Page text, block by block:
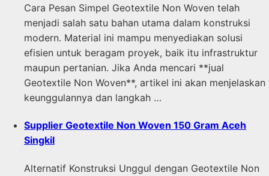
Cara Pesan Simpel Geotextile Non Woven telah
menjadi salah satu bahan utama dalam konstruksi
modern. Material ini mampu menyediakan solusi
efisien untuk beragam proyek, baik itu infrastruktur
maupun pertanian. Jika Anda mencari **jual
Geotextile Non Woven**, artikel ini akan menjelaskan
keunggulannya dan langkah …
Supplier Geotextile Non Woven 150 Gram Aceh
Singkil
Alternatif Konstruksi Unggul dengan Geotextile Non